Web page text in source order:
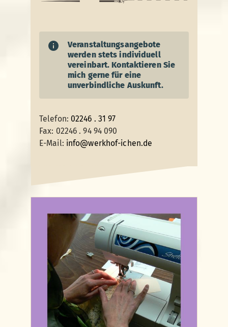
Veranstaltungsangebote
werden stets individuell
vereinbart. Kontaktieren Sie
mich gerne für eine
unverbindliche Auskunft.
Telefon:02246 . 31 97
Fax: 02246 . 94 94 090
E-Mail: info@werkhof-ichen.de